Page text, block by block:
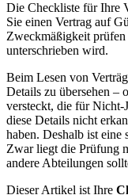
Die Checkliste für Ihre
Sie einen Vertrag auf
Zweckmäßigkeit
unterschrieben wird.
Beim Lesen von
Details zu übersehen –
versteckt, die für Nicht-
diese Details nicht
haben. Deshalb ist eine
Zwar liegt die Prüfung
andere Abteilungen
Dieser Artikel ist Ihre